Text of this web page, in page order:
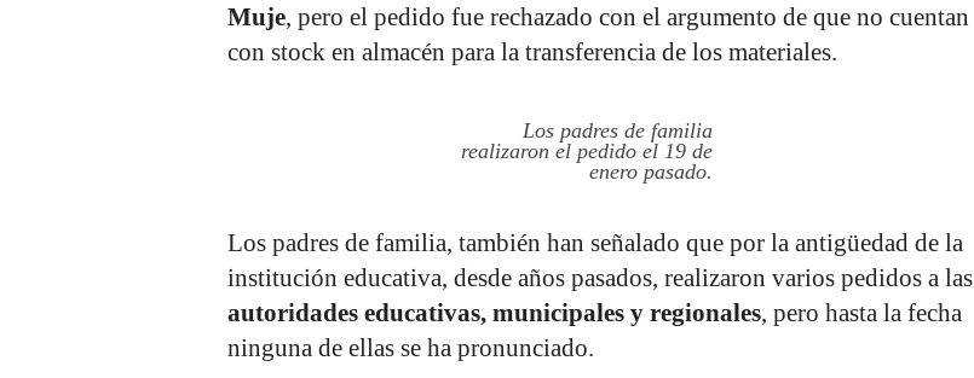
Muje, pero el pedido fue rechazado con el argumento de que no cuentan
con stock en almacén para la transferencia de los materiales.
Los padres de familia
realizaron el pedido el 19 de
enero pasado.
Los padres de familia, también han señalado que por la antigüedad de la
institución educativa, desde años pasados, realizaron varios pedidos a las
autoridades educativas, municipales y regionales, pero hasta la fecha
ninguna de ellas se ha pronunciado.